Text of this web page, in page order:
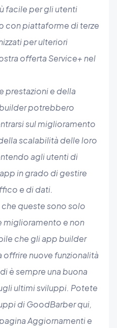
facile per gli utenti
con piattaforme di terze
per ulteriori
offerta Service+ nel
prestazioni e della
potrebbero
sul miglioramento
scalabilità delle loro
agli utenti di
in grado di gestire
e di dati.
queste sono solo
miglioramento e non
che gli app builder
offrire nuove funzionalità
è sempre una buona
ultimi sviluppi. Potete
di GoodBarber qui,
Aggiornamenti e